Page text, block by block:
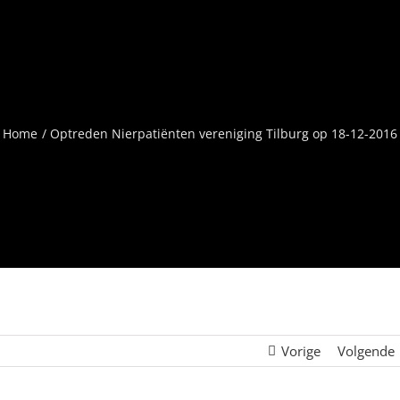
Home Optreden Nierpatiënten vereniging Tilburg op 18-12-2016
Vorige Volgende